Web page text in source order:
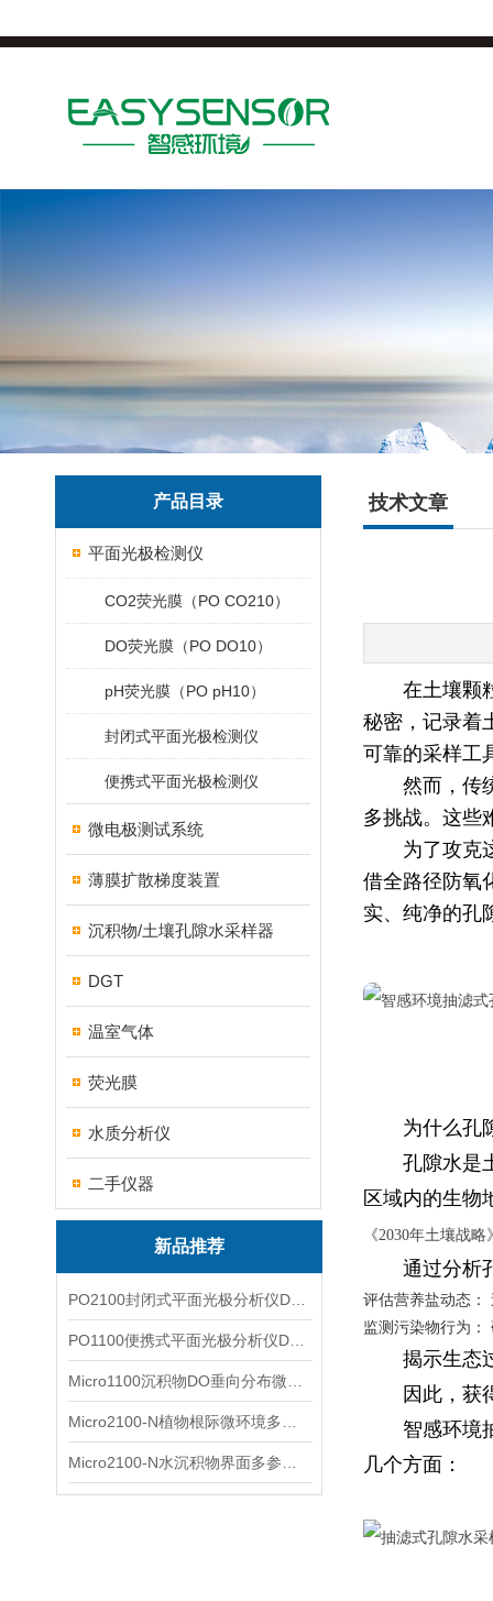
产品目录
平面光极检测仪
CO2荧光膜（PO CO210）
DO荧光膜（PO DO10）
pH荧光膜（PO pH10）
封闭式平面光极检测仪
便携式平面光极检测仪
微电极测试系统
薄膜扩散梯度装置
沉积物/土壤孔隙水采样器
DGT
温室气体
荧光膜
水质分析仪
二手仪器
新品推荐
技术文章
在土壤颗
秘密，记录着
可靠的采样工
然而，传
多挑战。这些
为了攻克
借全路径防氧
实、纯净的孔
为什么孔
孔隙水是
区域内的生物
《2030年土壤战略
通过分析
评估营养盐动态：
监测污染物行为：
揭示生态
因此，获
智感环境
几个方面：